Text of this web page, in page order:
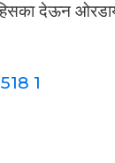
देऊन